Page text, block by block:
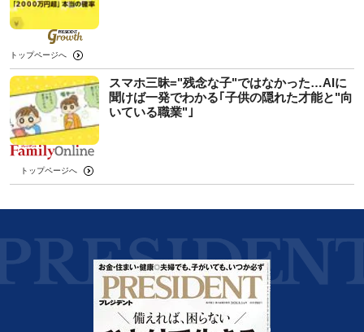
トップページへ
スマホ三昧="残念な子"ではなかった…AIに
聞けば一発でわかる｢子供の隠れた才能と"向
いている職業"｣
トップページへ